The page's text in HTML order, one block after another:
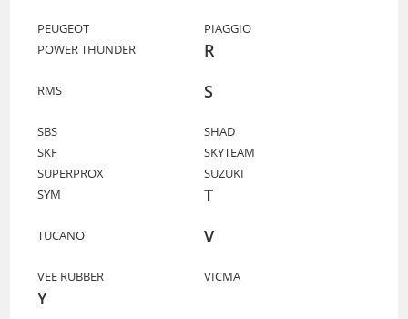
PEUGEOT
PIAGGIO
POWER THUNDER
R
RMS S
SBS
SHAD
SKF
SKYTEAM
SUPERPROX
SUZUKI
SYM
T
TUCANO V
VEE RUBBER VICMA
Y